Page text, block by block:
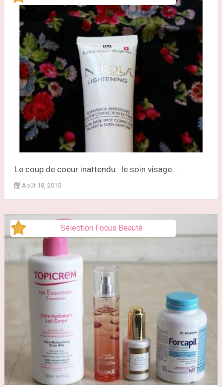
Le coup de coeur inattendu : le soin visage...
Août 18, 2015
Sélection Focus Beauté